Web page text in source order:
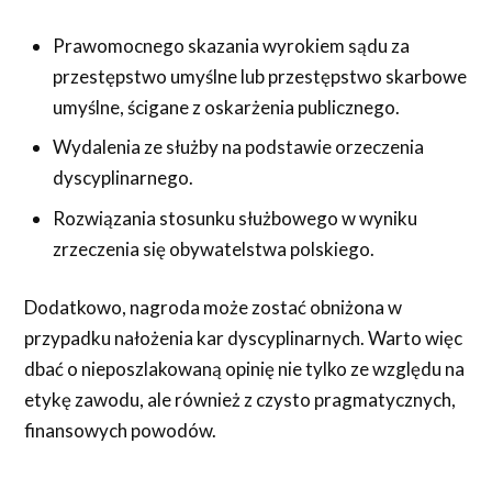
Prawomocnego skazania wyrokiem sądu za
przestępstwo umyślne lub przestępstwo skarbowe
umyślne, ścigane z oskarżenia publicznego.
Wydalenia ze służby na podstawie orzeczenia
dyscyplinarnego.
Rozwiązania stosunku służbowego w wyniku
zrzeczenia się obywatelstwa polskiego.
Dodatkowo, nagroda może zostać obniżona w
przypadku nałożenia kar dyscyplinarnych. Warto więc
dbać o nieposzlakowaną opinię nie tylko ze względu na
etykę zawodu, ale również z czysto pragmatycznych,
finansowych powodów.